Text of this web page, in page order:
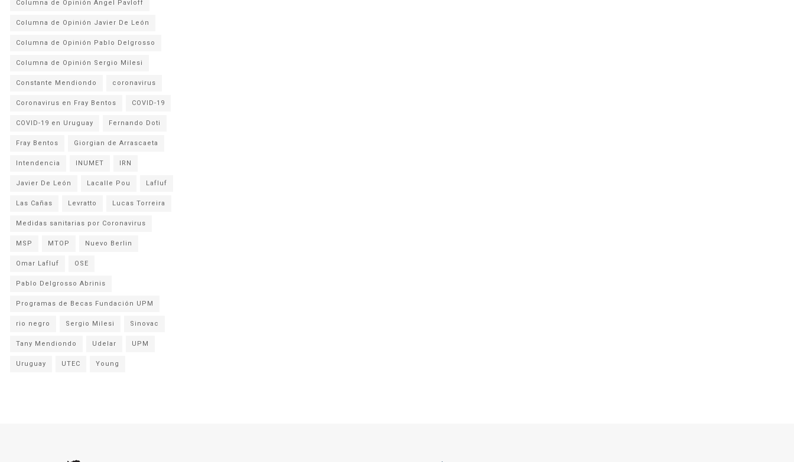
Columna de Opinión Angel Pavloff
Columna de Opinión Javier De León
Columna de Opinión Pablo Delgrosso
Columna de Opinión Sergio Milesi
Constante Mendiondo coronavirus
Coronavirus en Fray Bentos COVID-19
COVID-19 en Uruguay Fernando Doti
Fray Bentos Giorgian de Arrascaeta
Intendencia INUMET IRN
Javier De León Lacalle Pou Lafluf
Las Cañas Levratto Lucas Torreira
Medidas sanitarias por Coronavirus
MSP MTOP Nuevo Berlin
Omar Lafluf OSE
Pablo Delgrosso Abrinis
Programas de Becas Fundación UPM
rio negro Sergio Milesi Sinovac
Tany Mendiondo Udelar UPM
Uruguay UTEC Young